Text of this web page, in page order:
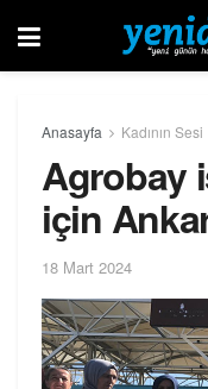
Anasayfa Kadının Sesi
Agrobay
için
18 Mart 2024